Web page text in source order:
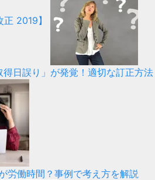
正 2019】
日誤り」が発覚！適切な訂正方法
労働時間？事例で考え方を解説